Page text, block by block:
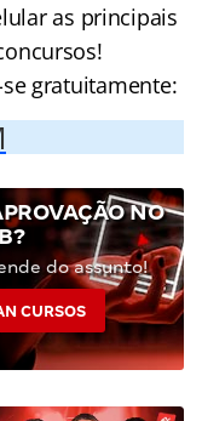
as principais
gratuitamente:
NO
do assunto!
CURSOS